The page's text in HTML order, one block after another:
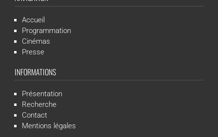
Accueil
Programmation
Cinémas
Presse
INFORMATIONS
Présentation
Recherche
Contact
Mentions légales